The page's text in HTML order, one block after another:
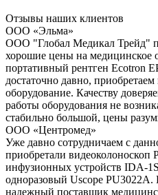
Отзывы наших клиентов
ООО «Эльма»
ООО "Глобал Медикал Трейд"
хорошие цены на медицинское
портативный рентген Ecotron
достаточно давно,
оборудование. Качеству
работы оборудования не
стабильно большой, цены
ООО «Центромед»
Уже давно сотрудничаем с
приобретали видеоколоноскоп
инфузионных устройств IDA-
одноразовый Uscope PU3022A.
надежный поставщик